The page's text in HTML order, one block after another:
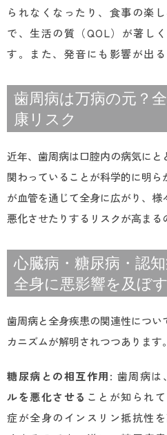
られなくなったり、食事の楽
で、生活の質（QOL）が著し
す。また、発音にも影響が出る
歯周病は万病の元？
康リスク
近年、歯周病は口腔内の病気にと
関わっていることが科学的に明
が血管を通じて全身に広がり、様
悪化させたりするリスクが高まる
心臓病・糖尿病・認
全身に悪影響を及ぼ
歯周病と全身疾患の関連性につい
カニズムが解明されつつあります。
糖尿病との相互作用: 歯周病は
ルを悪化させる ことが知られ
症が全身のインスリン抵抗性